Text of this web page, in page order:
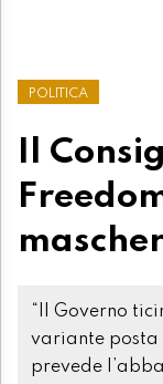
POLITICA
Il
“Il Governo
variante posta
prevede